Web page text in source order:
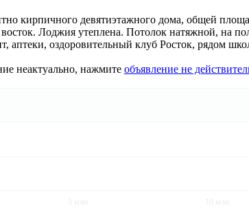
кирпичного девятиэтажного дома, общей
Лоджия утеплена. Потолок натяжной, на
аптеки, оздоровительный клуб Росток, рядом
неактуально, нажмите объявление не